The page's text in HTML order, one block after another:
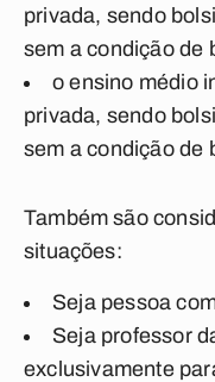
privada, sendo
sem a condição de
o ensino médio
privada, sendo
sem a condição de
Também são
situações:
Seja pessoa
Seja professor
exclusivamente